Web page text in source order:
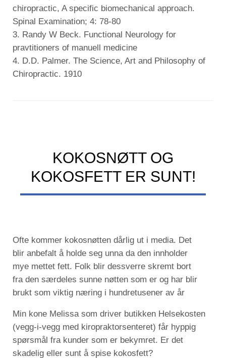
chiropractic, A specific biomechanical approach.
Spinal Examination; 4: 78-80
3. Randy W Beck. Functional Neurology for
pravtitioners of manuell medicine
4. D.D. Palmer. The Science, Art and Philosophy of
Chiropractic. 1910
KOKOSNØTT OG
KOKOSFETT ER SUNT!
Ofte kommer kokosnøtten dårlig ut i media. Det
blir anbefalt å holde seg unna da den innholder
mye mettet fett. Folk blir dessverre skremt bort
fra den særdeles sunne nøtten som er og har blir
brukt som viktig næring i hundretusener av år
Min kone Melissa som driver butikken Helsekosten
(vegg-i-vegg med kiropraktorsenteret) får hyppig
spørsmål fra kunder som er bekymret. Er det
skadelig eller sunt å spise kokosfett?